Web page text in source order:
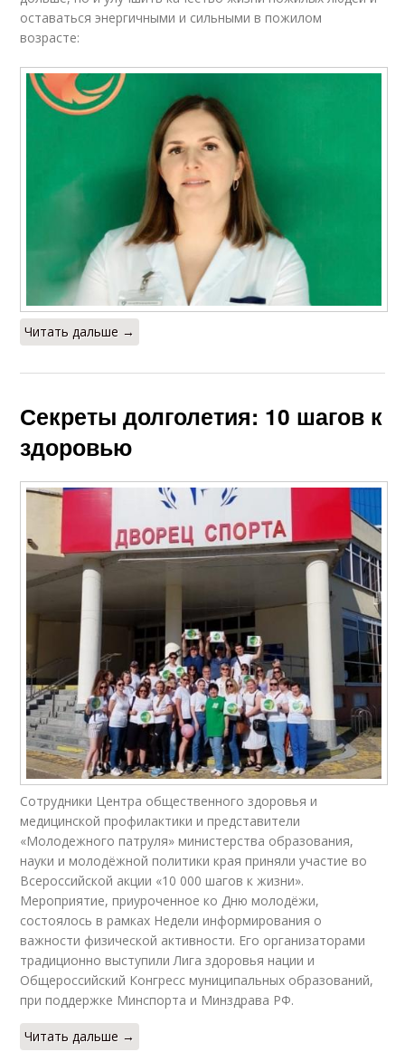
оставаться энергичными и сильными в пожилом
возрасте:
Читать дальше →
Секреты долголетия: 10 шагов к
здоровью
Сотрудники Центра общественного здоровья и
медицинской профилактики и представители
«Молодежного патруля» министерства образования,
науки и молодёжной политики края приняли участие во
Всероссийской акции «10 000 шагов к жизни».
Мероприятие, приуроченное ко Дню молодёжи,
состоялось в рамках Недели информирования о
важности физической активности. Его организаторами
традиционно выступили Лига здоровья нации и
Общероссийский Конгресс муниципальных образований,
при поддержке Минспорта и Минздрава РФ.
Читать дальше →